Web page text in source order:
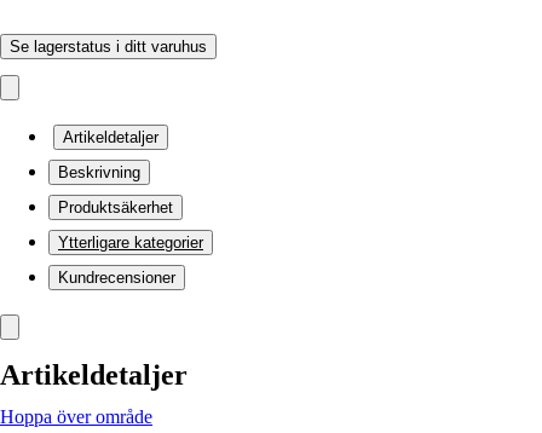
Se lagerstatus i ditt varuhus
Artikeldetaljer
Beskrivning
Produktsäkerhet
Ytterligare kategorier
Kundrecensioner
Artikeldetaljer
Hoppa över område